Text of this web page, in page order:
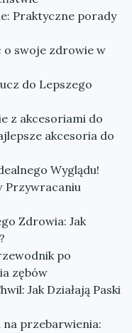
Praktyczne porady
o swoje zdrowie w
do Lepszego
z akcesoriami do
akcesoria do
Wyglądu!
Przywracaniu
Zdrowia: Jak
po
zębów
Jak Działają Paski
przebarwienia: